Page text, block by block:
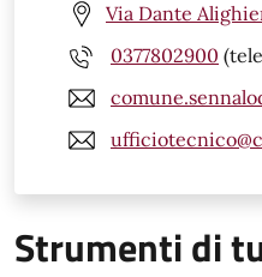
Via Dante
0377802900
Strumenti di